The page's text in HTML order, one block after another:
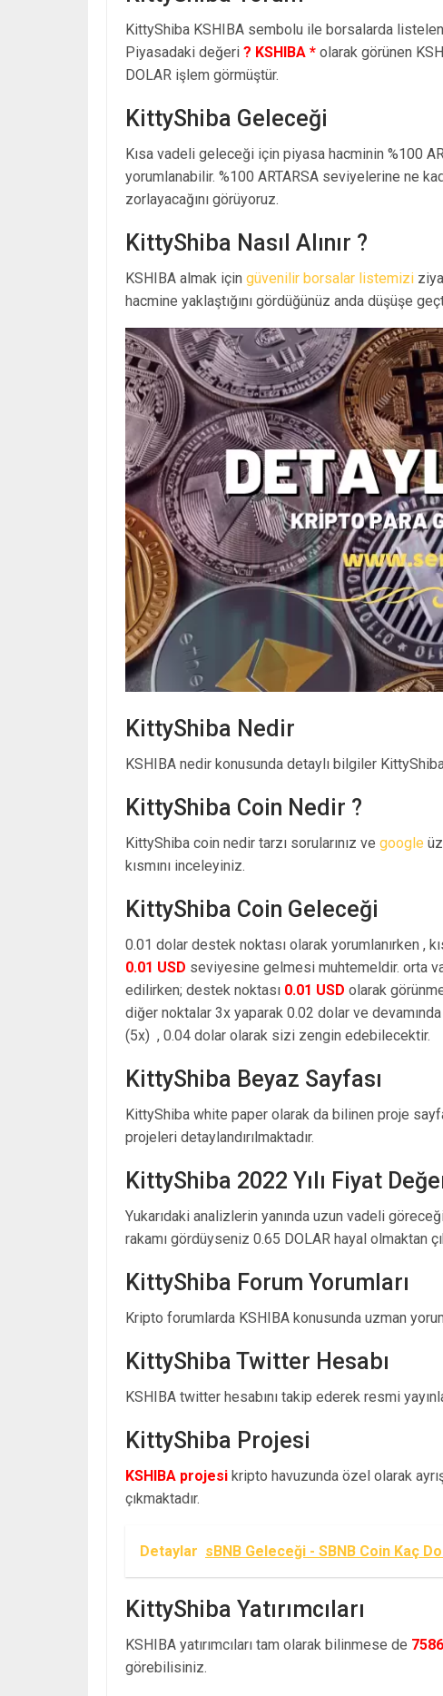
KittyShiba KSHIBA sembolu ile borsalarda
Piyasadaki değeri ? KSHIBA * olarak görünen
DOLAR işlem görmüştür.
KittyShiba Geleceği
Kısa vadeli geleceği için piyasa hacminin %100
yorumlanabilir. %100 ARTARSA seviyelerine ne
zorlayacağını görüyoruz.
KittyShiba Nasıl Alınır ?
KSHIBA almak için güvenilir borsalar listemizi
hacmine yaklaştığını gördüğünüz anda düşüşe
KittyShiba Nedir
KSHIBA nedir konusunda detaylı bilgiler KittyShiba
KittyShiba Coin Nedir ?
KittyShiba coin nedir tarzı sorularınız ve google
kısmını inceleyiniz.
KittyShiba Coin Geleceği
0.01 dolar destek noktası olarak yorumlanırken ,
0.01 USD seviyesine gelmesi muhtemeldir. orta
edilirken; destek noktası 0.01 USD olarak
diğer noktalar 3x yaparak 0.02 dolar ve
(5x) , 0.04 dolar olarak sizi zengin edebilecektir.
KittyShiba Beyaz Sayfası
KittyShiba white paper olarak da bilinen proje
projeleri detaylandırılmaktadır.
KittyShiba 2022 Yılı Fiyat
Yukarıdaki analizlerin yanında uzun vadeli
rakamı gördüyseniz 0.65 DOLAR hayal olmaktan
KittyShiba Forum Yorumları
Kripto forumlarda KSHIBA konusunda uzman
KittyShiba Twitter Hesabı
KSHIBA twitter hesabını takip ederek resmi
KittyShiba Projesi
KSHIBA projesi kripto havuzunda özel olarak
çıkmaktadır.
Detaylar sBNB Geleceği - SBNB Coin Kaç
KittyShiba Yatırımcıları
KSHIBA yatırımcıları tam olarak bilinmese de
görebilisiniz.